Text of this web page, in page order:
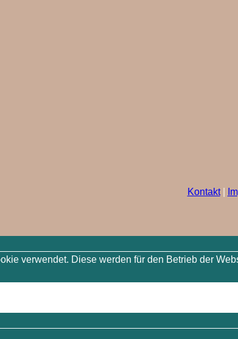
Kontakt|
verwendet. Diese werden für den Betrieb der